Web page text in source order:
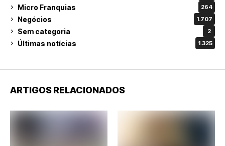
Micro Franquias 264
Negócios 1.707
Sem categoria 2
Últimas notícias 1.325
ARTIGOS RELACIONADOS